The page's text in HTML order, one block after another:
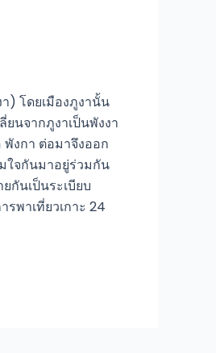
า) โดยเมืองภูงานั้น
นจากภูงาเป็นพังงา
พังกา ต่อมาจึงออก
ใจกันมาอยู่ร่วมกัน
กันเป็นระเบียบ
พาเที่ยวเกาะ 24